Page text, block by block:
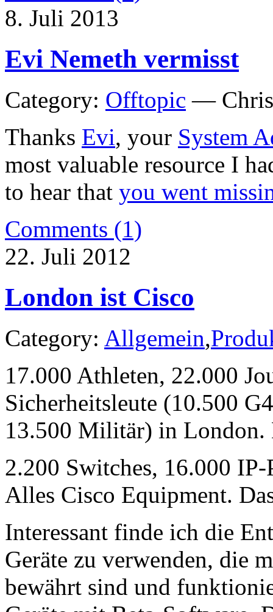
8. Juli 2013
Evi Nemeth vermisst
Category: Offtopic —
Thanks Evi, your System
most valuable resource I
to hear that you went
Comments (1)
22. Juli 2012
London ist Cisco
Category: Allgemein,
17.000 Athleten, 22.000
Sicherheitsleute (10.500
13.500 Militär) in London.
2.200 Switches, 16.000 IP-
Alles Cisco Equipment.
Interessant finde ich die
Geräte zu verwenden, die
bewährt sind und